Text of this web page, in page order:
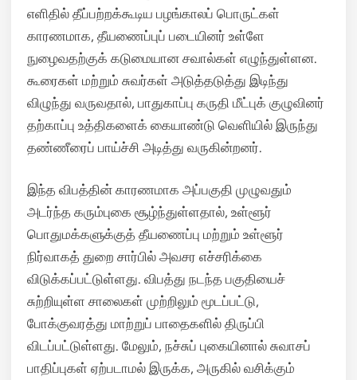
எளிதில் தீப்பற்றக்கூடிய பழங்காலப் பொருட்கள்
காரணமாக, தீயணைப்புப் படையினர் உள்ளே
நுழைவதற்குக் கடுமையான சவால்கள் எழுந்துள்ளன.
கூரைகள் மற்றும் சுவர்கள் அடுத்தடுத்து இடிந்து
விழுந்து வருவதால், பாதுகாப்பு கருதி மீட்புக் குழுவினர்
தற்காப்பு உத்திகளைக் கையாண்டு வெளியில் இருந்து
தண்ணீரைப் பாய்ச்சி அடித்து வருகின்றனர்.
இந்த விபத்தின் காரணமாக அப்பகுதி முழுவதும்
அடர்ந்த கரும்புகை சூழ்ந்துள்ளதால், உள்ளூர்
பொதுமக்களுக்குத் தீயணைப்பு மற்றும் உள்ளூர்
நிர்வாகத் துறை சார்பில் அவசர எச்சரிக்கை
விடுக்கப்பட்டுள்ளது. விபத்து நடந்த பகுதியைச்
சுற்றியுள்ள சாலைகள் முற்றிலும் மூடப்பட்டு,
போக்குவரத்து மாற்றுப் பாதைகளில் திருப்பி
விடப்பட்டுள்ளது. மேலும், நச்சுப் புகையினால் சுவாசப்
பாதிப்புகள் ஏற்படாமல் இருக்க, அருகில் வசிக்கும்